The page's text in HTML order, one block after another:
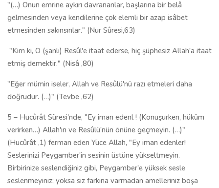
"(…) Onun emrine aykırı davrananlar, başlarına bir belâ
gelmesinden veya kendilerine çok elemli bir azap isâbet
etmesinden sakınsınlar." (Nur Sûresi,63)
"Kim ki, O (şanlı) Resûl'e itaat ederse, hiç şüphesiz Allah'a itaat
etmiş demektir." (Nisâ ,80)
"Eğer mümin iseler, Allah ve Resûlü'nü razı etmeleri daha
doğrudur. (…)" (Tevbe ,62)
5 – Hucûrât Süresi'nde, "Ey iman edenl ! (Konuşurken, hüküm
verirken…) Allah'ın ve Resûlü'nün önüne geçmeyin. (…)"
(Hucûrât ,1) ferman eden Yüce Allah, "Ey iman edenler!
Seslerinizi Peygamber'in sesinin üstüne yükseltmeyin.
Birbirinize seslendiğiniz gibi, Peygamber'e yüksek sesle
seslenmeyiniz; yoksa siz farkına varmadan amelleriniz boşa